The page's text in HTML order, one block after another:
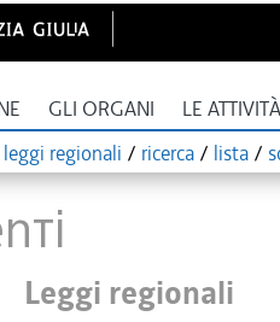
GLI ORGANI LE ATTIVITÀ
leggi regionali / ricerca / lista /
Leggi regionali